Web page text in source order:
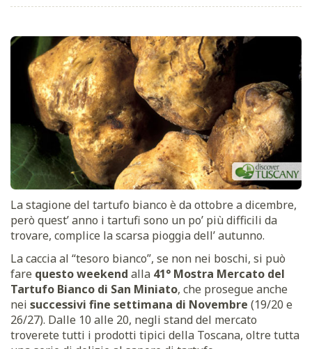
La stagione del tartufo bianco è da ottobre a dicembre,
però quest’ anno i tartufi sono un po’ più difficili da
trovare, complice la scarsa pioggia dell’ autunno.
La caccia al “tesoro bianco”, se non nei boschi, si può
fare questo weekend alla 41° Mostra Mercato del
Tartufo Bianco di San Miniato, che prosegue anche
nei successivi fine settimana di Novembre (19/20 e
26/27). Dalle 10 alle 20, negli stand del mercato
troverete tutti i prodotti tipici della Toscana, oltre tutta